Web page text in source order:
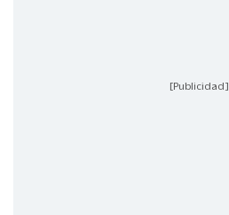
[Publicidad]